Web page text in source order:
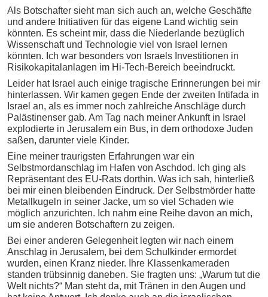
Als Botschafter sieht man sich auch an, welche Geschäfte
und andere Initiativen für das eigene Land wichtig sein
könnten. Es scheint mir, dass die Niederlande bezüglich
Wissenschaft und Technologie viel von Israel lernen
könnten. Ich war besonders von Israels Investitionen in
Risikokapitalanlagen im Hi-Tech-Bereich beeindruckt.
Leider hat Israel auch einige tragische Erinnerungen bei mir
hinterlassen. Wir kamen gegen Ende der zweiten Intifada in
Israel an, als es immer noch zahlreiche Anschläge durch
Palästinenser gab. Am Tag nach meiner Ankunft in Israel
explodierte in Jerusalem ein Bus, in dem orthodoxe Juden
saßen, darunter viele Kinder.
Eine meiner traurigsten Erfahrungen war ein
Selbstmordanschlag im Hafen von Aschdod. Ich ging als
Repräsentant des EU-Rats dorthin. Was ich sah, hinterließ
bei mir einen bleibenden Eindruck. Der Selbstmörder hatte
Metallkugeln in seiner Jacke, um so viel Schaden wie
möglich anzurichten. Ich nahm eine Reihe davon an mich,
um sie anderen Botschaftern zu zeigen.
Bei einer anderen Gelegenheit legten wir nach einem
Anschlag in Jerusalem, bei dem Schulkinder ermordet
wurden, einen Kranz nieder. Ihre Klassenkameraden
standen trübsinnig daneben. Sie fragten uns: „Warum tut die
Welt nichts?“ Man steht da, mit Tränen in den Augen und